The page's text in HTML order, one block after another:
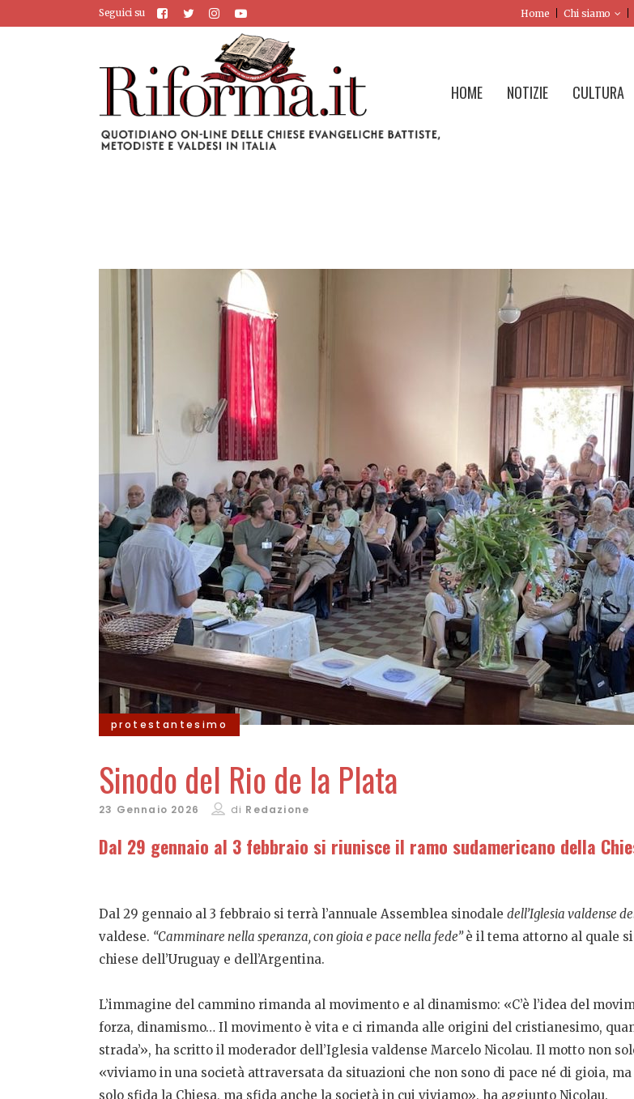
Seguici su Home Chi siamo
HOME NOTIZIE CULTURA
protestantesimo
Sinodo del Rio de la Plata
23 Gennaio 2026 di Redazione
Dal 29 gennaio al 3 febbraio si riunisce il ramo sudamericano della
Dal 29 gennaio al 3 febbraio si terrà l’annuale Assemblea sinodale dell’Iglesia valdense
valdese. “Camminare nella speranza, con gioia e pace nella fede”è il tema attorno al quale
chiese dell’Uruguay e dell’Argentina.
L’immagine del cammino rimanda al movimento e al dinamismo: «C’è l’idea del
forza, dinamismo… Il movimento è vita e ci rimanda alle origini del cristianesimo,
strada’», ha scritto il moderador dell’Iglesia valdense Marcelo Nicolau. Il motto non
«viviamo in una società attraversata da situazioni che non sono di pace né di gioia,
solo sfida la Chiesa, ma sfida anche la società in cui viviamo», ha aggiunto Nicolau.